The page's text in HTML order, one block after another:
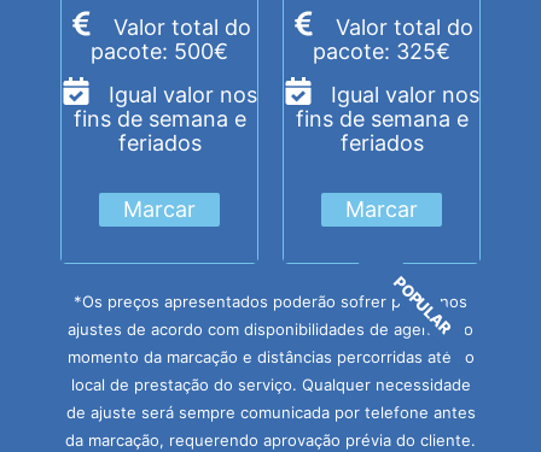
Valor total do
pacote: 500€
Igual valor nos
fins de semana e
feriados
Marcar
Valor total do
pacote: 325€
Igual valor nos
fins de semana e
feriados
Marcar
POPULAR
*Os preços apresentados poderão sofrer pequenos
ajustes de acordo com disponibilidades de agenda no
momento da marcação e distâncias percorridas até ao
local de prestação do serviço. Qualquer necessidade
de ajuste será sempre comunicada por telefone antes
da marcação, requerendo aprovação prévia do cliente.